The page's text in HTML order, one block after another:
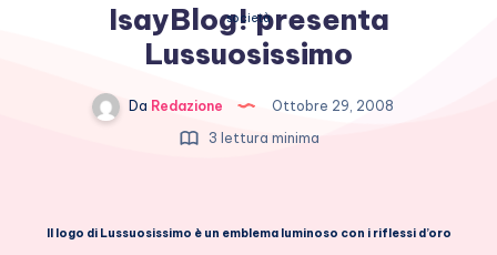
società
IsayBlog! presenta
Lussuosissimo
Da Redazione
Ottobre 29, 2008
3 lettura minima
Il logo di Lussuosissimo è un emblema luminoso con i riflessi d’oro